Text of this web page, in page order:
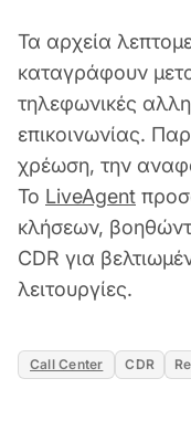
Τα αρχεία
καταγράφουν
τηλεφωνικές
επικοινωνίας.
χρέωση, την
Το LiveAgent
κλήσεων,
CDR για
λειτουργίες.
Call Center CDR